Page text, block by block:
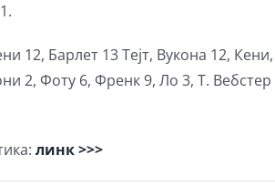
12, Барлет 13 Тејт, Вукона 12, Кени,
2, Фоту 6, Френк 9, Ло 3, Т. Вебстер
линк >>>